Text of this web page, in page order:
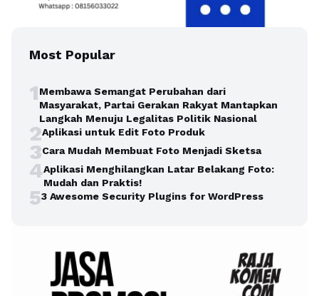
Most Popular
1Membawa Semangat Perubahan dari
Masyarakat, Partai Gerakan Rakyat Mantapkan
Langkah Menuju Legalitas Politik Nasional
2Aplikasi untuk Edit Foto Produk
3Cara Mudah Membuat Foto Menjadi Sketsa
4Aplikasi Menghilangkan Latar Belakang Foto:
Mudah dan Praktis!
53 Awesome Security Plugins for WordPress